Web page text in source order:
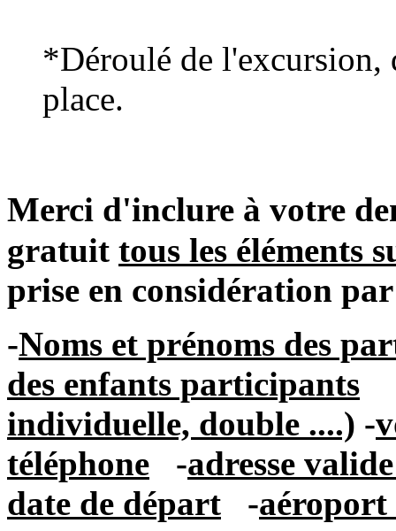
*Déroulé de
place.
Merci d'inclure à votre
gratuit tous les éléments
prise en considération
-Noms et prénoms des
des enfants participants
individuelle, double ....) -
téléphone -adresse
date de départ -aéroport